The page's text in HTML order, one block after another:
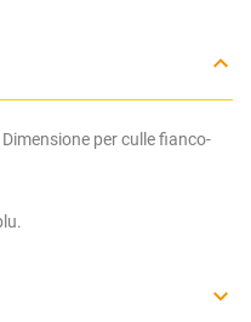
per culle fianco-